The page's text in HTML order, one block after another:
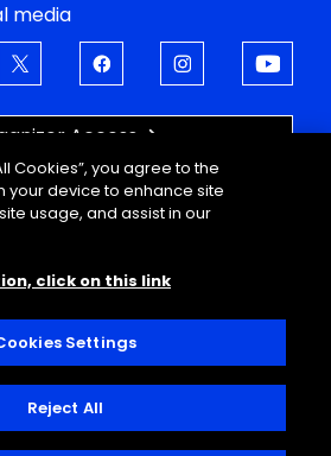
media
Access
EMOTIONS
Support
Legal information
Conditions of sale
Interior regulations
Contact
Cookies”, you agree to the
your device to enhance site
usage, and assist in our
click on this link
Settings
Reject All